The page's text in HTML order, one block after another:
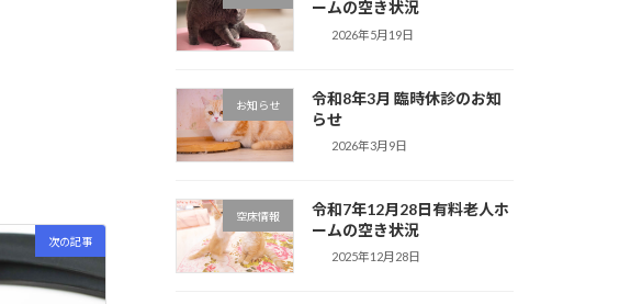
次の記事
ームの空き状況
2026年5月19日
お知らせ
令和8年3月 臨時休診のお知
らせ
2026年3月9日
空床情報
令和7年12月28日有料老人ホ
ームの空き状況
2025年12月28日